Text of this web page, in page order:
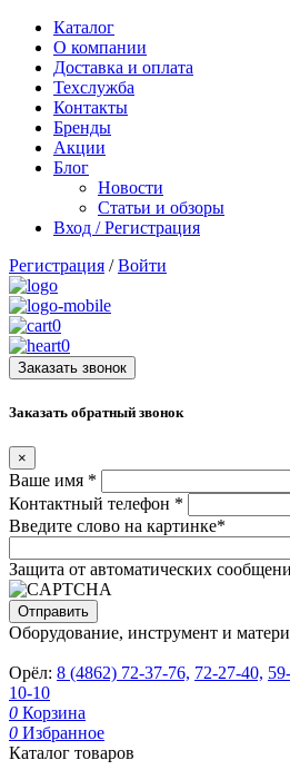
Каталог
О компании
Доставка и оплата
Техслужба
Контакты
Бренды
Акции
Блог
Новости
Статьи и обзоры
Вход / Регистрация
Регистрация / Войти
0
0
Заказать звонок
Заказать обратный звонок
×
Ваше имя *
Контактный телефон *
Введите слово на картинке*
Защита от автоматических
Оборудование, инструмент и
Орёл: 8 (4862) 72-37-76, 72-27-40,
10-10
0 Корзина
0 Избранное
Каталог товаров